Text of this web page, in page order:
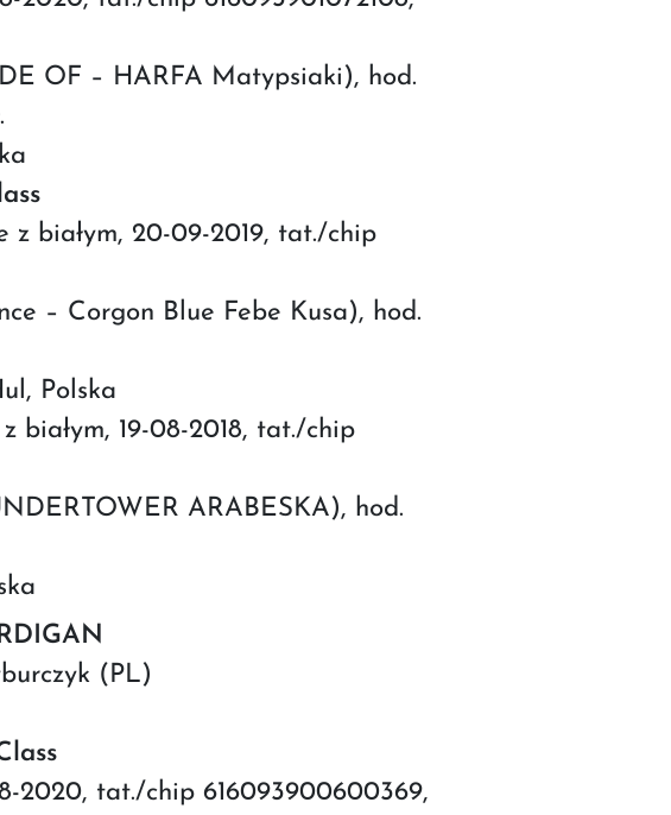
OF – HARFA Matypsiaki), hod.
z białym, 20-09-2019, tat./chip
– Corgon Blue Febe Kusa), hod.
Polska
białym, 19-08-2018, tat./chip
ARABESKA), hod.
(PL)
2020, tat./chip 616093900600369,